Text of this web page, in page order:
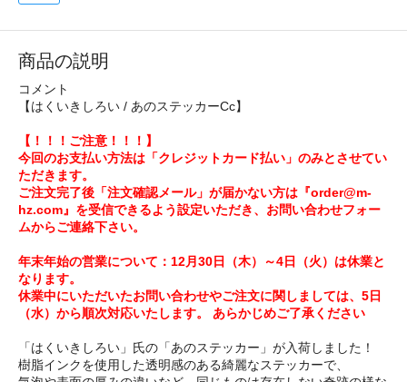
商品の説明
コメント
【はくいきしろい / あのステッカーCc】
【！！！ご注意！！！】
今回のお支払い方法は「クレジットカード払い」のみとさせてい
ただきます。
ご注文完了後「注文確認メール」が届かない方は『order@m-
hz.com』を受信できるよう設定いただき、お問い合わせフォー
ムからご連絡下さい。
年末年始の営業について：12月30日（木）～4日（火）は休業と
なります。
休業中にいただいたお問い合わせやご注文に関しましては、5日
（水）から順次対応いたします。 あらかじめご了承ください
「はくいきしろい」氏の「あのステッカー」が入荷しました！
樹脂インクを使用した透明感のある綺麗なステッカーで、